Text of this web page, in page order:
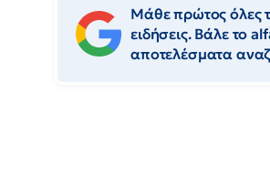
Μάθε πρώτος όλες
ειδήσεις. Βάλε το
αποτελέσματα